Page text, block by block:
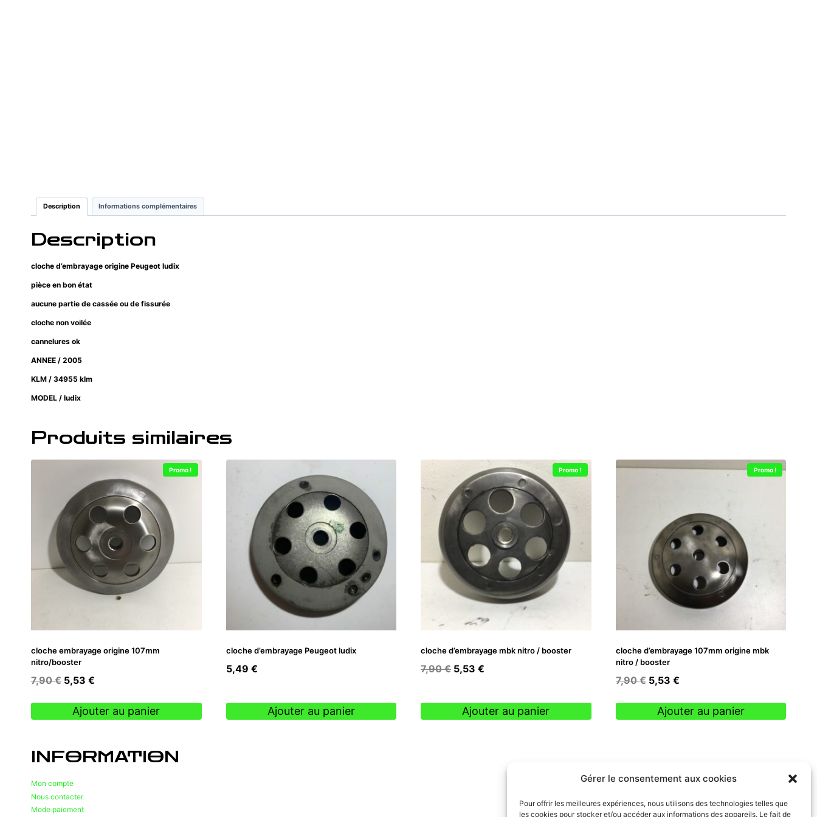
Gérer le consentement aux cookies
Pour offrir les meilleures expériences, nous utilisons des technologies telles que
les cookies pour stocker et/ou accéder aux informations des appareils. Le fait de
Description Informations complémentaires
Description
cloche d’embrayage origine Peugeot ludix
pièce en bon état
aucune partie de cassée ou de fissurée
cloche non voilée
cannelures ok
ANNEE / 2005
KLM / 34955 klm
MODEL / ludix
Produits similaires
Promo !
cloche embrayage origine 107mm
nitro/booster
7,90€ Le
initial
5,53 €
actuel
Ajouter au panier
cloche d’embrayage Peugeot ludix
5,49 €
Ajouter au panier
Promo !
cloche d’embrayage mbk nitro / booster
7,90€ Le
était :
5,53 €
est :
Ajouter au panier
Promo !
cloche d’embrayage 107mm origine mbk
nitro / booster
7,90€ Le
initial
5,53 €Le
actuel
Ajouter au panier
INFORMATION
Mon compte
Nous contacter
Mode paiement